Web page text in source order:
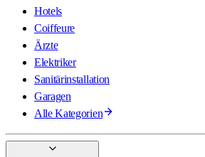
Hotels
Coiffeure
Ärzte
Elektriker
Sanitärinstallation
Garagen
Alle Kategorien